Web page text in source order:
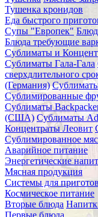
Тушенка кронидов
Еда быстрого
Супы "Европек"
Блюда требующие
Сублиматы и
Сублиматы Гала-Гала
сверхдлительного
(Германия)
Сублимированные
Сублиматы
(США) Сублиматы
Концентраты Леовит
Сублимированное
Аварийное питание
Энергетические
Мясная продукция
Системы для
Космическое питание
Вторые блюда